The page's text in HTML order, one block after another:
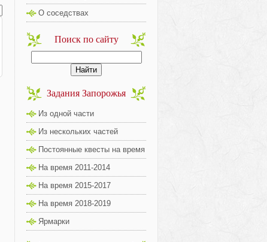
О соседствах
Поиск по сайту
Задания Запорожья
Из одной части
Из нескольких частей
Постоянные квесты на время
На время 2011-2014
На время 2015-2017
На время 2018-2019
Ярмарки